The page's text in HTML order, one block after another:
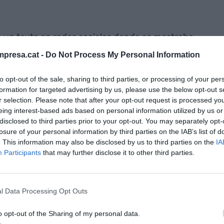
- Do Not Process My Personal Information
opt-out of the sale, sharing to third parties, or processing of your
for targeted advertising by us, please use the below opt-out
selection. Please note that after your opt-out request is processed
interest-based ads based on personal information utilized by us
to third parties prior to your opt-out. You may separately
of your personal information by third parties on the IAB’s list of
This information may also be disclosed by us to third parties on the
Participants that may further disclose it to other third parties.
Data Processing Opt Outs
opt-out of the Sharing of my personal data.
texto en redes sociales donde se mostraba
En concreto, algunos de los datos que
de 60 grandes operaciones entre 2020 y
rindió por debajo de su valor. Estudios
y el 80% fracasan a la hora de cumplir sus
accionista. ElInstitute for M&Aencontró que el
real para el accionista. En conclusión, en los
y tres cuartas partes de las fusiones han sido un